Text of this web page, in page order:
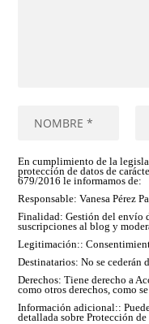
En cumplimiento de la
protección de datos de
679/2016 le informamos de:
Responsable: Vanesa Pérez
Finalidad: Gestión del envío
suscripciones al blog y
Legitimación::
Destinatarios: No se cederán
Derechos: Tiene derecho a
como otros derechos, como
Información adicional::
detallada sobre Protección